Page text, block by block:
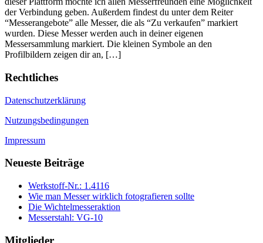
der Verbindung geben. Außerdem findest du unter dem Reiter
“Messerangebote” alle Messer, die als “Zu verkaufen” markiert
wurden. Diese Messer werden auch in deiner eigenen
Messersammlung markiert. Die kleinen Symbole an den
Profilbildern zeigen dir an, […]
Rechtliches
Datenschutzerklärung
Nutzungsbedingungen
Impressum
Neueste Beiträge
Werkstoff-Nr.: 1.4116
Wie man Messer wirklich fotografieren sollte
Die Wichtelmesseraktion
Messerstahl: VG-10
Mitglieder